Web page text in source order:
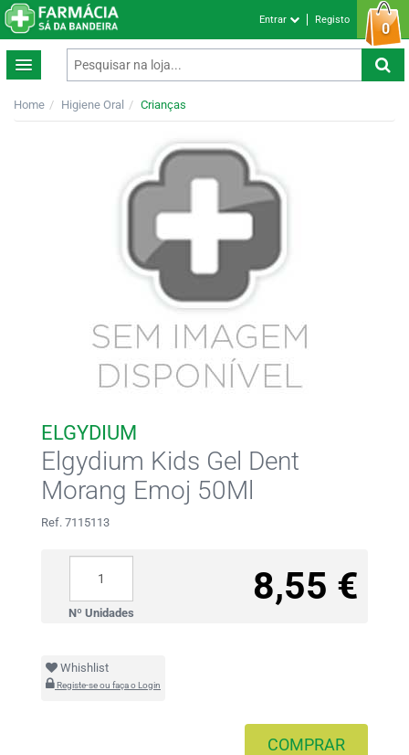
0
Entrar Registo
Home Higiene Oral Crianças
ELGYDIUM
Elgydium Kids Gel Dent
Morang Emoj 50Ml
Ref. 7115113
8,55 €
Nº Unidades
Whishlist
Registe-se ou faça o Login
COMPRAR